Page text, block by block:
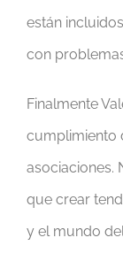
están
con
Finalmente
cumplimiento
asociaciones.
que crear
y el mundo